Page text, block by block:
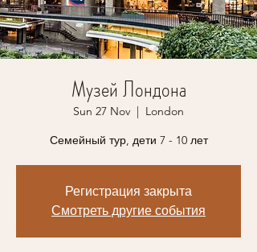
Музей Лондона
Sun 27 Nov
  |
London
Семейный тур, дети 7 - 10 лет
Регистрация закрыта
Смотреть другие события